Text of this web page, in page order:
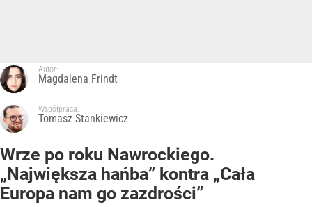
Autor:
Magdalena Frindt
Współpraca:
Tomasz Stankiewicz
Wrze po roku Nawrockiego.
„Największa hańba” kontra „Cała
Europa nam go zazdrości”